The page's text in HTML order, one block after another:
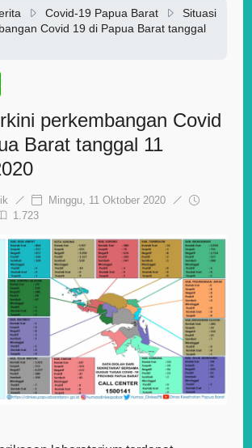
Covid-19 Papua Barat
Situasi
Covid 19 di Papua Barat tanggal
t
s
A
p
p
perkembangan Covid
Barat tanggal 11
Minggu, 11 Oktober 2020
1.723